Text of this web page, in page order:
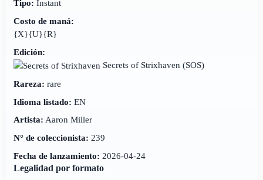
Tipo: Instant
Costo de maná:
{X}{U}{R}
Edición:
Secrets of Strixhaven(SOS)
Rareza: rare
Idioma listado: EN
Artista: Aaron Miller
N° de coleccionista: 239
Fecha de lanzamiento: 2026-04-24
Legalidad por formato